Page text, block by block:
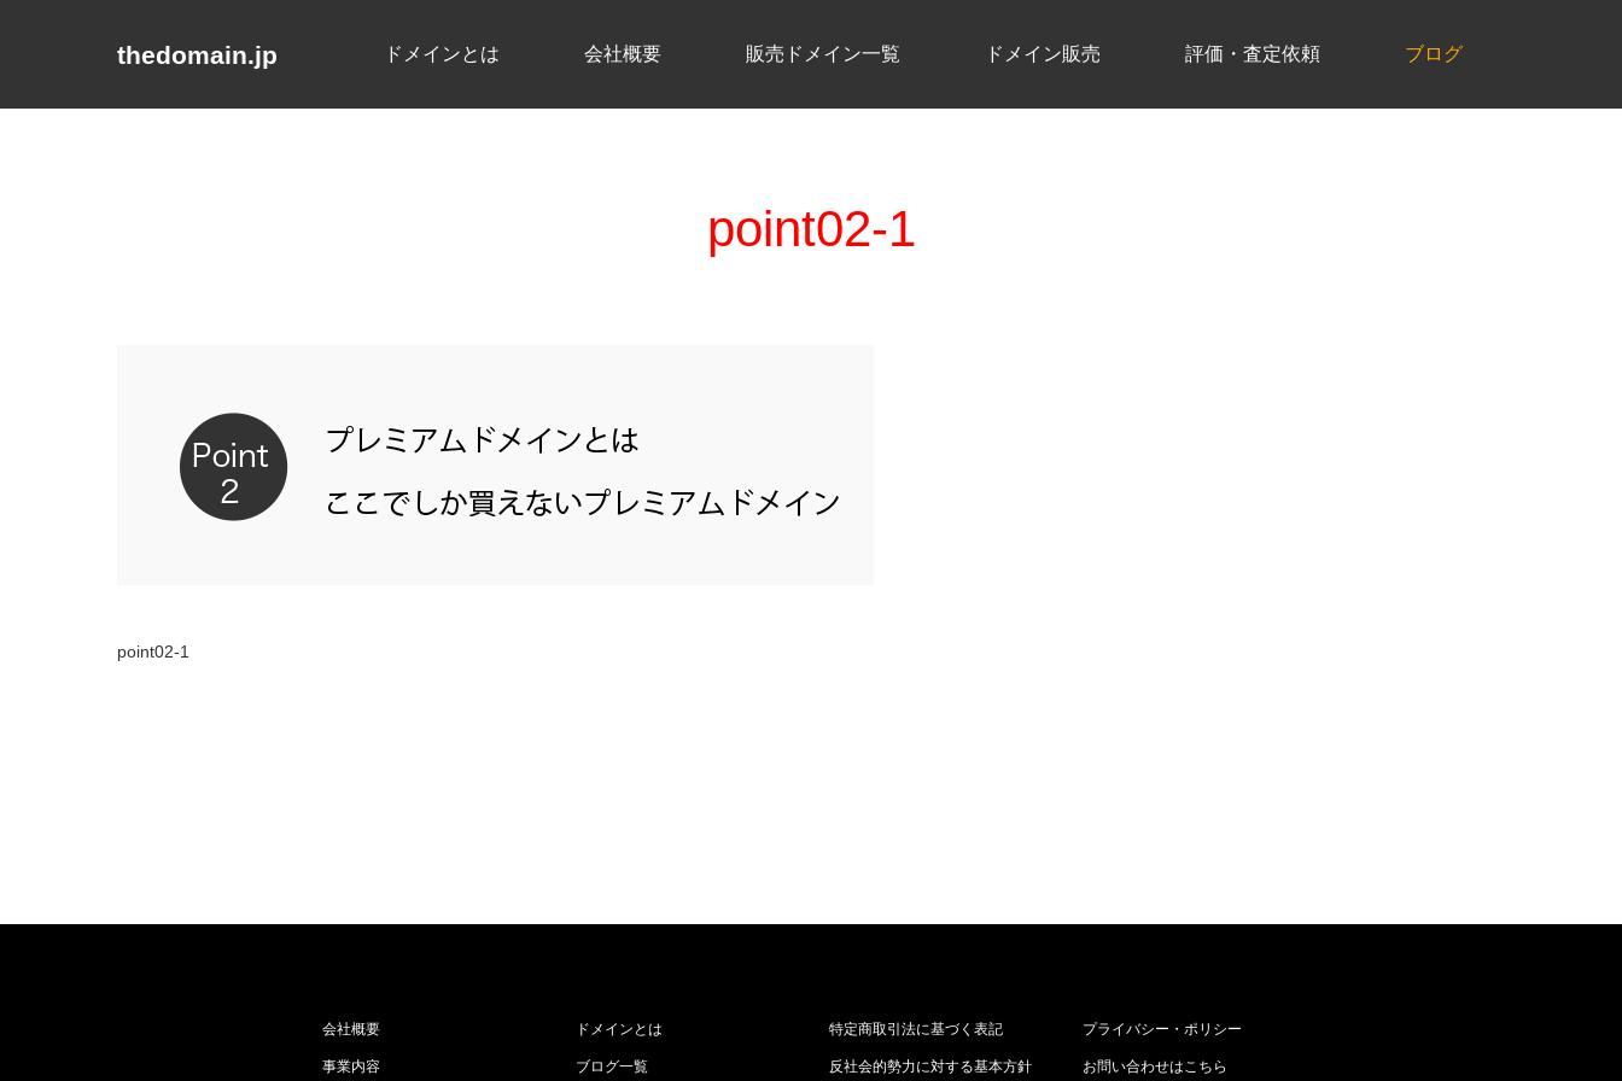
thedomain.jp ドメインとは 会社概要 販売ドメイン一覧 ドメイン販売 評価・査定依頼 ブログ
point02-1
point02-1
会社概要
事業内容
ドメインとは
ブログ一覧
特定商取引法に基づく表記
反社会的勢力に対する基本方針
プライバシー・ポリシー
お問い合わせはこちら